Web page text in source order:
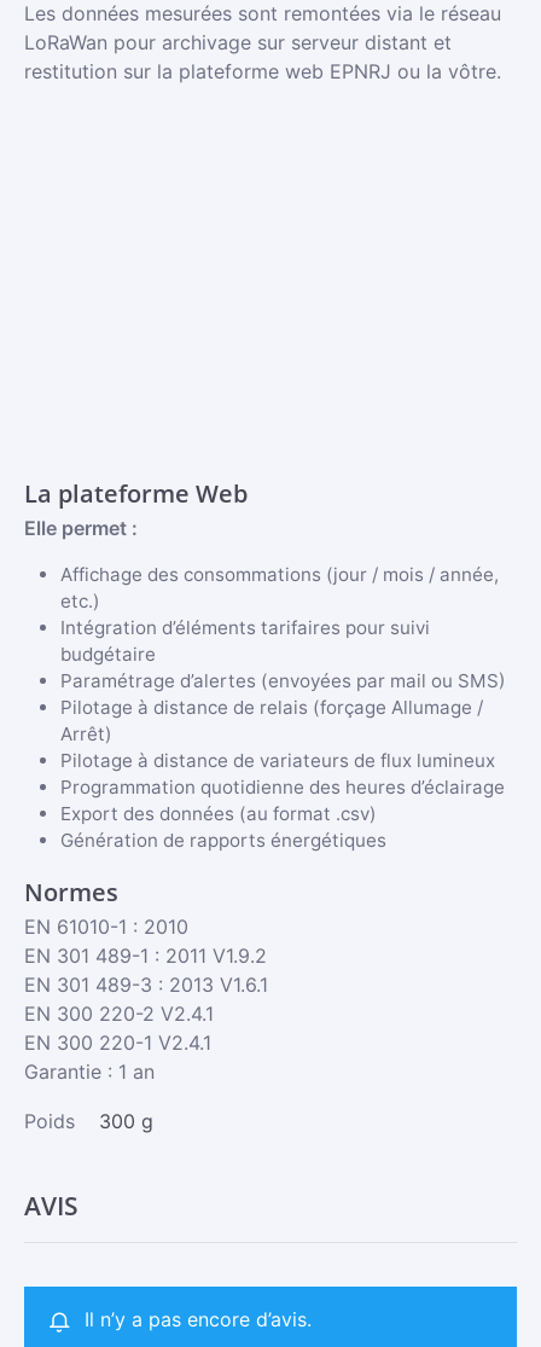
Les données mesurées sont remontées via le réseau
LoRaWan pour archivage sur serveur distant et
restitution sur la plateforme web EPNRJ ou la vôtre.
La plateforme Web
Elle permet :
Affichage des consommations (jour / mois / année,
etc.)
Intégration d’éléments tarifaires pour suivi
budgétaire
Paramétrage d’alertes (envoyées par mail ou SMS)
Pilotage à distance de relais (forçage Allumage /
Arrêt)
Pilotage à distance de variateurs de flux lumineux
Programmation quotidienne des heures d’éclairage
Export des données (au format .csv)
Génération de rapports énergétiques
Normes
EN 61010-1 : 2010
EN 301 489-1 : 2011 V1.9.2
EN 301 489-3 : 2013 V1.6.1
EN 300 220-2 V2.4.1
EN 300 220-1 V2.4.1
Garantie : 1 an
Poids 300 g
AVIS
Il n’y a pas encore d’avis.